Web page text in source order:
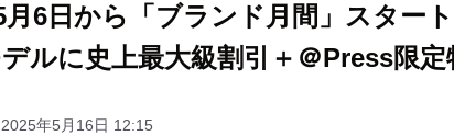
月6日から「ブランド月間」スター
ルに史上最大級割引＋＠Press限
2025年5月16日 12:15